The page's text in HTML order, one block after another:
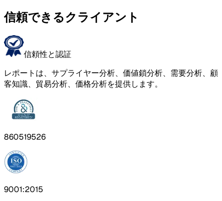
信頼できるクライアント
信頼性と認証
レポートは、サプライヤー分析、価値鎖分析、需要分析、顧
客知識、貿易分析、価格分析を提供します。
860519526
9001:2015